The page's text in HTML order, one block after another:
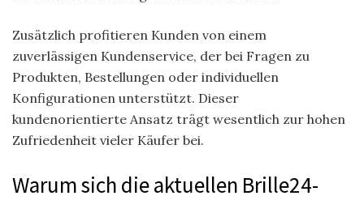
Zusätzlich profitieren Kunden von einem
zuverlässigen Kundenservice, der bei Fragen zu
Produkten, Bestellungen oder individuellen
Konfigurationen unterstützt. Dieser
kundenorientierte Ansatz trägt wesentlich zur hohen
Zufriedenheit vieler Käufer bei.
Warum sich die aktuellen Brille24-